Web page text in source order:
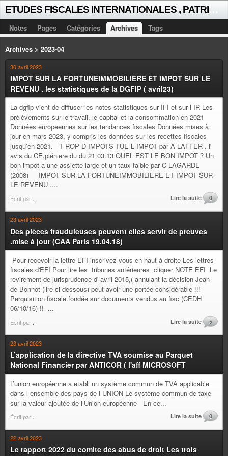
Notes Pages Catégories Archives Tags
Archives > 2023-04
30 avril 2023
IMPOT SUR LA FORTUNEIMMOBILIERE ET IMPOT SUR LE
REVENU . les statistiques de la DGFIP ( avril23)
La dgfip vient de diffuser les notes statistiques sur IFI et sur l IR Les
prélèvements sur le travail, le capital et la consommation en 2021
Données europeennes sur les tendances fiscales Données mises à
jour en mars 2023, y compris les données sur les recettes fiscales
jusqu’en 2021. T ROP D IMPOTS TUE L IMPOT par A LAFFER . l'
avis du CE,pléniere du du 21.03.13 QUEL EST LE BON IMPOT ? Un
bon impôt a une assiette large et un taux faible par C LAGARDE
(2008) IMPOT SUR LA FORTUNEIMMOBILIERE ET IMPOT SUR
LE REVENU ....
Écrit par Lire la suite 0
23 avril 2023
Des pièces frauduleuses peuvent elles servir de preuves
.mise à jour (CAA Paris 19.04.18)
Pour recevoir la lettre EFI inscrivez vous en haut à droite Les lettres
fiscales d'EFI Pour lire les tribunes antérieures cliquer NOTE EFI Le
revirement de jurisprudence d' avril 2015,( annulant la décision Jean
de Bonnot (lire ci dessous) peut avoir une portée considérable !!!
Perquisition fiscale fondée sur documents vendus au fisc (CEDH
06/10/16) !! ...
Écrit par Lire la suite 5
23 avril 2023
L’application de la directive TVA soumise au Parquet
National Financier par ANTICOR ( l'aff MICROSOFT
L’union européenne a etabli un système commun de TVA applicable
dans l ensemble des pays de l UNION Le système commun de taxe
sur la valeur ajoutée de l’Union européenne En ce...
Écrit par Lire la suite 0
22 avril 2023
Le rapport 2022 du comite des abus de droit Les trois